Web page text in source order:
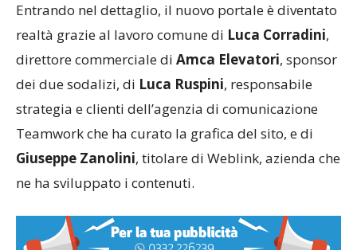
Entrando nel dettaglio, il nuovo portale è diventato
realtà grazie al lavoro comune di Luca Corradini,
direttore commerciale di Amca Elevatori, sponsor
dei due sodalizi, di Luca Ruspini, responsabile
strategia e clienti dell’agenzia di comunicazione
Teamwork che ha curato la grafica del sito, e di
Giuseppe Zanolini, titolare di Weblink, azienda che
ne ha sviluppato i contenuti.